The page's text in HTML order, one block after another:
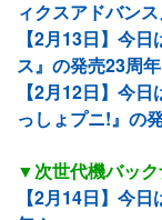
ィクスアドバン
【2月13日】今
ス』の発売23周年
【2月12日】今
っしょプニ!』の
▼次世代機バッ
【2月14日】今